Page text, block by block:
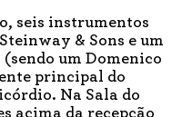
seis instrumentos
& Sons e um
um Domenico
principal do
Na Sala do
acima da recepção